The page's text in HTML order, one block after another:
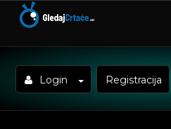
Login Registracija